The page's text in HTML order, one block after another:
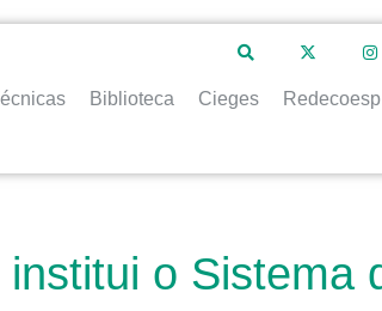
Biblioteca Cieges Redecoesp
o Sistema